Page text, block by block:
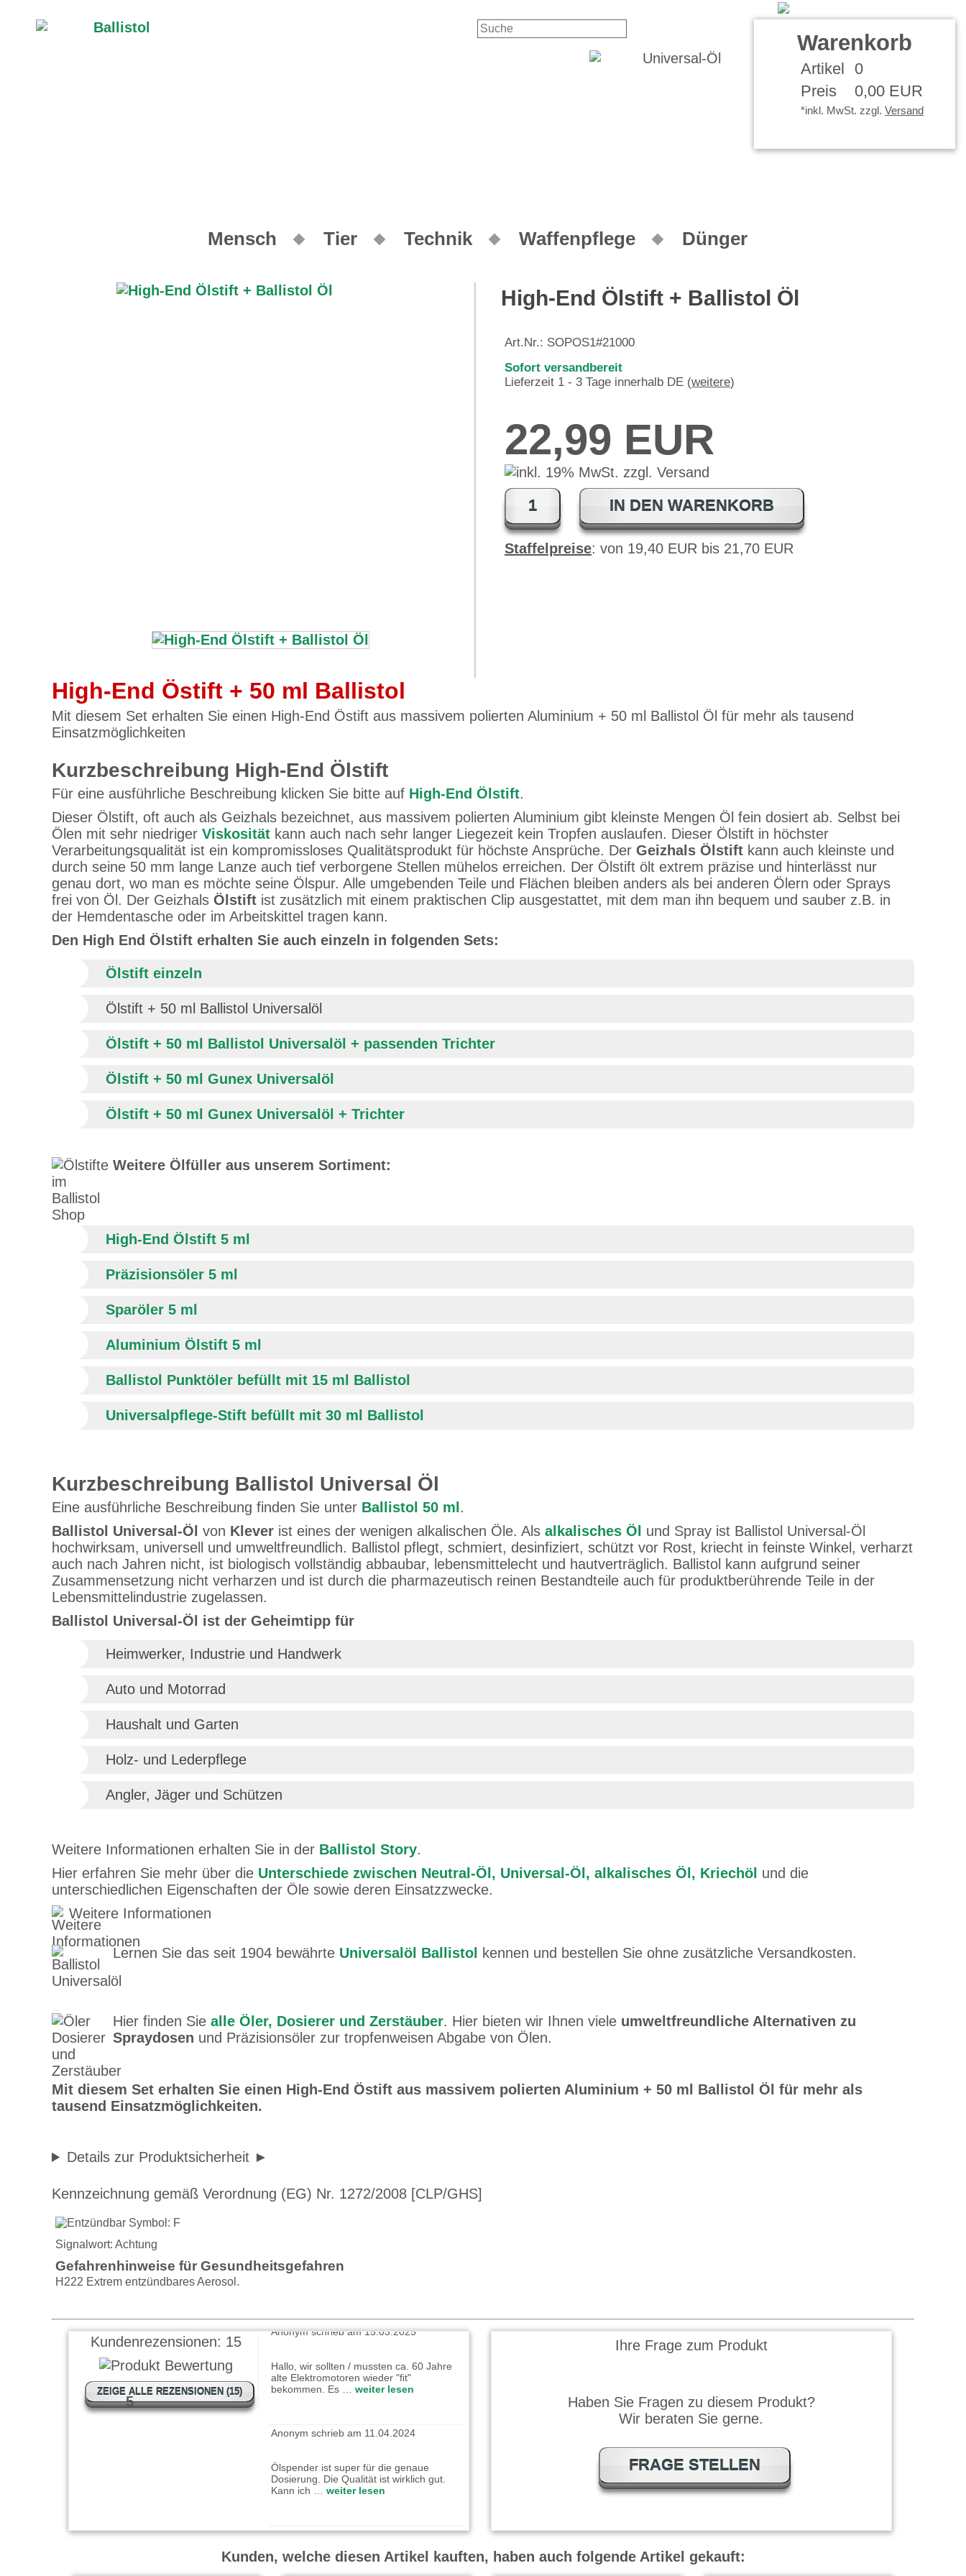
Warenkorb
Artikel
0
Preis
0,00 EUR
*inkl. MwSt. zzgl. Versand
Mensch Tier Technik Waffenpflege Dünger
High-End Ölstift + Ballistol Öl
Art.Nr.: SOPOS1#21000
Sofort versandbereit
Lieferzeit 1 - 3 Tage innerhalb DE (weitere)
22,99 EUR
IN DEN WARENKORB
Staffelpreise: von 19,40 EUR bis 21,70 EUR
High-End Östift + 50 ml Ballistol
Mit diesem Set erhalten Sie einen High-End Östift aus massivem polierten Aluminium + 50 ml Ballistol Öl für mehr als tausend
Einsatzmöglichkeiten
Kurzbeschreibung High-End Ölstift
Für eine ausführliche Beschreibung klicken Sie bitte auf High-End Ölstift.
Dieser Ölstift, oft auch als Geizhals bezeichnet, aus massivem polierten Aluminium gibt kleinste Mengen Öl fein dosiert ab. Selbst bei
Ölen mit sehr niedriger Viskosität kann auch nach sehr langer Liegezeit kein Tropfen auslaufen. Dieser Ölstift in höchster
Verarbeitungsqualität ist ein kompromissloses Qualitätsprodukt für höchste Ansprüche. Der Geizhals Ölstift kann auch kleinste und
durch seine 50 mm lange Lanze auch tief verborgene Stellen mühelos erreichen. Der Ölstift ölt extrem präzise und hinterlässt nur
genau dort, wo man es möchte seine Ölspur. Alle umgebenden Teile und Flächen bleiben anders als bei anderen Ölern oder Sprays
frei von Öl. Der Geizhals Ölstift ist zusätzlich mit einem praktischen Clip ausgestattet, mit dem man ihn bequem und sauber z.B. in
der Hemdentasche oder im Arbeitskittel tragen kann.
Den High End Ölstift erhalten Sie auch einzeln in folgenden Sets:
Ölstift einzeln
Ölstift + 50 ml Ballistol Universalöl
Ölstift + 50 ml Ballistol Universalöl + passenden Trichter
Ölstift + 50 ml Gunex Universalöl
Ölstift + 50 ml Gunex Universalöl + Trichter
Weitere Ölfüller aus unserem Sortiment:
High-End Ölstift 5 ml
Präzisionsöler 5 ml
Sparöler 5 ml
Aluminium Ölstift 5 ml
Ballistol Punktöler befüllt mit 15 ml Ballistol
Universalpflege-Stift befüllt mit 30 ml Ballistol
Kurzbeschreibung Ballistol Universal Öl
Eine ausführliche Beschreibung finden Sie unter Ballistol 50 ml .
Ballistol Universal-Öl von Klever ist eines der wenigen alkalischen Öle. Als alkalisches Öl
und Spray ist Ballistol Universal-Öl
hochwirksam, universell und umweltfreundlich. Ballistol pflegt, schmiert, desinfiziert, schützt vor Rost, kriecht in feinste Winkel, verharzt
auch nach Jahren nicht, ist biologisch vollständig abbaubar, lebensmittelecht und hautverträglich. Ballistol kann aufgrund seiner
Zusammensetzung nicht verharzen und ist durch die pharmazeutisch reinen Bestandteile auch für produktberührende Teile in der
Lebensmittelindustrie zugelassen.
Ballistol Universal-Öl ist der Geheimtipp für
Heimwerker, Industrie und Handwerk
Auto und Motorrad
Haushalt und Garten
Holz- und Lederpflege
Angler, Jäger und Schützen
Weitere Informationen erhalten Sie in der Ballistol Story.
Hier erfahren Sie mehr über die Unterschiede zwischen Neutral-Öl, Universal-Öl, alkalisches Öl, Kriechöl und die
unterschiedlichen Eigenschaften der Öle sowie deren Einsatzzwecke.
Weitere Informationen
Lernen Sie das seit 1904 bewährte Universalöl Ballistol kennen und bestellen Sie ohne zusätzliche Versandkosten.
Hier finden Sie alle Öler, Dosierer und Zerstäuber. Hier bieten wir Ihnen viele umweltfreundliche Alternativen zu
Spraydosen und Präzisionsöler zur tropfenweisen Abgabe von Ölen.
Mit diesem Set erhalten Sie einen High-End Östift aus massivem polierten Aluminium + 50 ml Ballistol Öl für mehr als
tausend Einsatzmöglichkeiten.
Details zur Produktsicherheit
Kennzeichnung gemäß Verordnung (EG) Nr. 1272/2008 [CLP/GHS]
Signalwort: Achtung
Gefahrenhinweise für Gesundheitsgefahren
H222 Extrem entzündbares Aerosol.
Kundenrezensionen: 15
5
ZEIGE ALLE REZENSIONEN (15)
Ölstift gibt. Kleines Ding mit großer
Wirkung.
bekommen. Es …weiter lesen
Dosierung. Die Qualität ist wirklich gut.
Kann ich …weiter lesen
Benutze das Öl schon viele Jahre, für die
präzise Platzierung kleiner Öltropfen ist …
weiter lesen
Ihre Frage zum Produkt
Haben Sie Fragen zu diesem Produkt?
Wir beraten Sie gerne.
FRAGE STELLEN
Kunden, welche diesen Artikel kauften, haben auch folgende Artikel gekauft: